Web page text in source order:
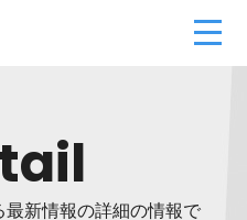
新情報の詳細の情報で